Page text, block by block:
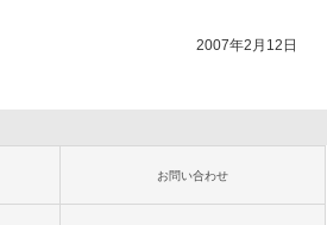
2007年2月12日
お問い合わせ